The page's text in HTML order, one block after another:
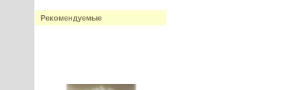
Рекомендуемые